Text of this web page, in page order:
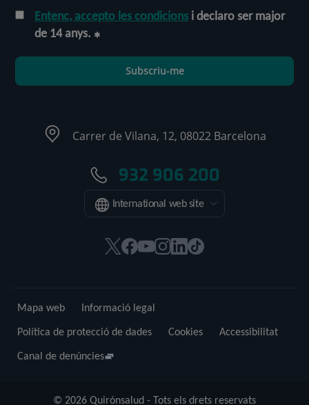
Entenc, accepto les condicions i declaro ser major
de 14 anys.
Subscriu-me
Carrer de Vilana, 12, 08022 Barcelona
932 906 200
International web site
Aquest
una
finestra
Aquest
una
finestra
Aquest
una
finestra
Aquest
finestra
Aquest
finestra
Enllaç
© 2026 Quirónsalud - Tots els drets reservats
Mapa web
Informació legal
Política de protecció de dades
Cookies
Accessibilitat
Canal de denúncies